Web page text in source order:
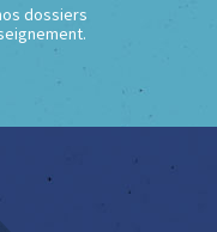
dossiers